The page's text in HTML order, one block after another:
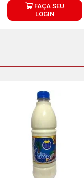
FAÇA SEU
LOGIN